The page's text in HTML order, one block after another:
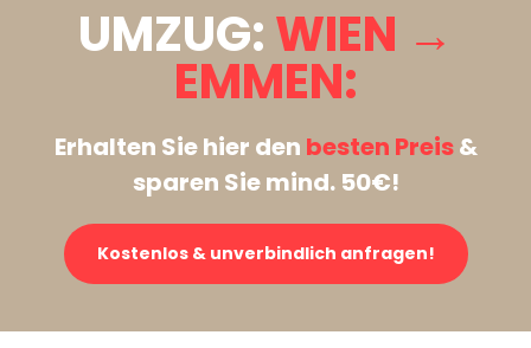
UMZUG:WIEN →
EMMEN:
Erhalten Sie hier den besten Preis&
sparen Sie mind. 50€!
Kostenlos & unverbindlich anfragen!